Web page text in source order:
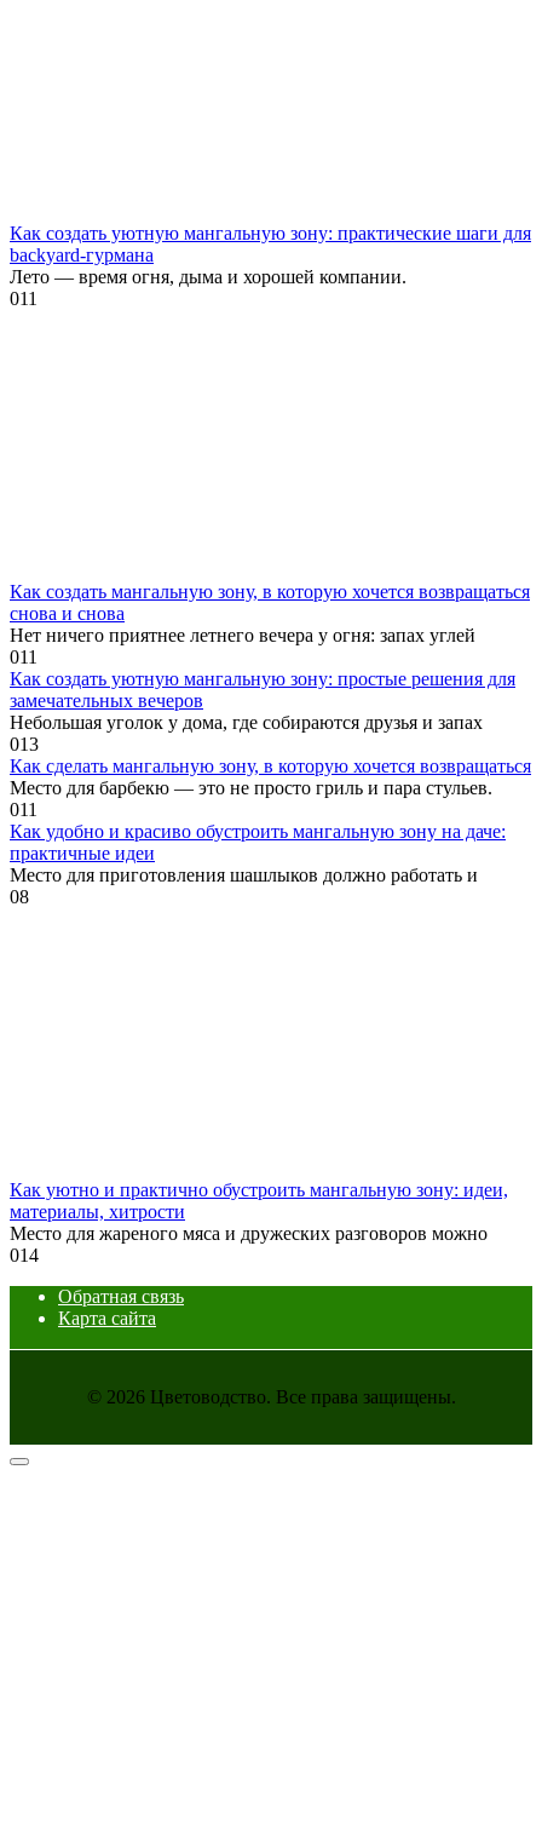
Как создать уютную мангальную зону: практические шаги для
backyard-гурмана
Лето — время огня, дыма и хорошей компании.
011
Как создать мангальную зону, в которую хочется возвращаться
снова и снова
Нет ничего приятнее летнего вечера у огня: запах углей
011
Как создать уютную мангальную зону: простые решения для
замечательных вечеров
Небольшая уголок у дома, где собираются друзья и запах
013
Как сделать мангальную зону, в которую хочется возвращаться
Место для барбекю — это не просто гриль и пара стульев.
011
Как удобно и красиво обустроить мангальную зону на даче:
практичные идеи
Место для приготовления шашлыков должно работать и
08
Как уютно и практично обустроить мангальную зону: идеи,
материалы, хитрости
Место для жареного мяса и дружеских разговоров можно
014
Обратная связь
Карта сайта
© 2026 Цветоводство. Все права защищены.